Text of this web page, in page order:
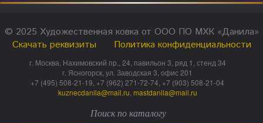
© 2025 Художественная ковка от ООО ПО МХК «Данила»
Скачать реквизиты
Политика конфиденциальности
г. Москва, Нахимовский пр., 24, павильон 3, ряд 1, стенд 34
г. Ясногорск, ул. Заводская 3, офис 201
+7 (495) 508-21-19, +7 (962) 271-72-74, +7 (903) 508-21-04
kuznecdanila@mail.ru mastdanila@mail.ru